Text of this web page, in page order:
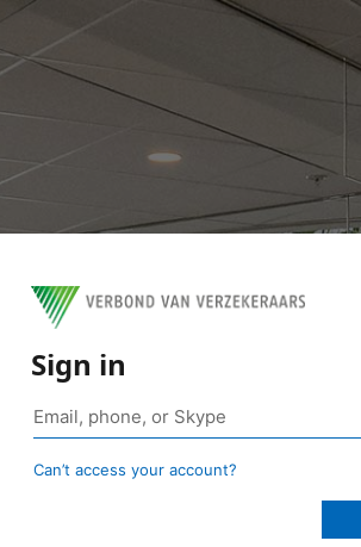
Sign in
Can’t access your account?